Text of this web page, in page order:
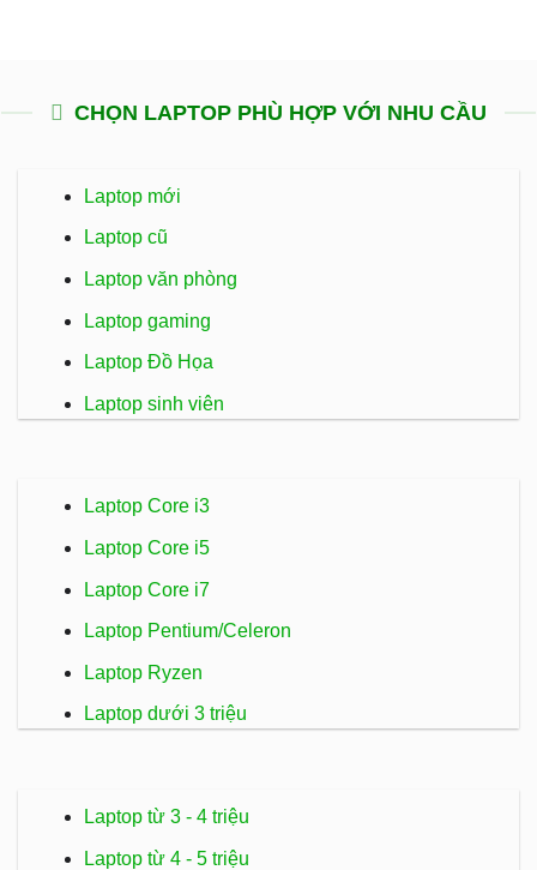
CHỌN LAPTOP PHÙ HỢP VỚI NHU CẦU
Laptop mới
Laptop cũ
Laptop văn phòng
Laptop gaming
Laptop Đồ Họa
Laptop sinh viên
Laptop Core i3
Laptop Core i5
Laptop Core i7
Laptop Pentium/Celeron
Laptop Ryzen
Laptop dưới 3 triệu
Laptop từ 3 - 4 triệu
Laptop từ 4 - 5 triệu